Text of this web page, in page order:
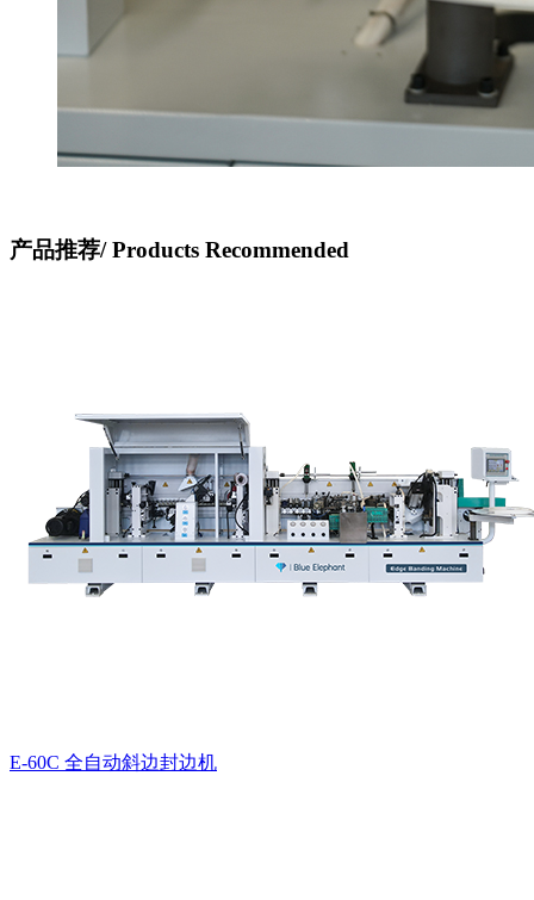
产品推荐/Products Recommended
E-60C 全自动斜边封边机